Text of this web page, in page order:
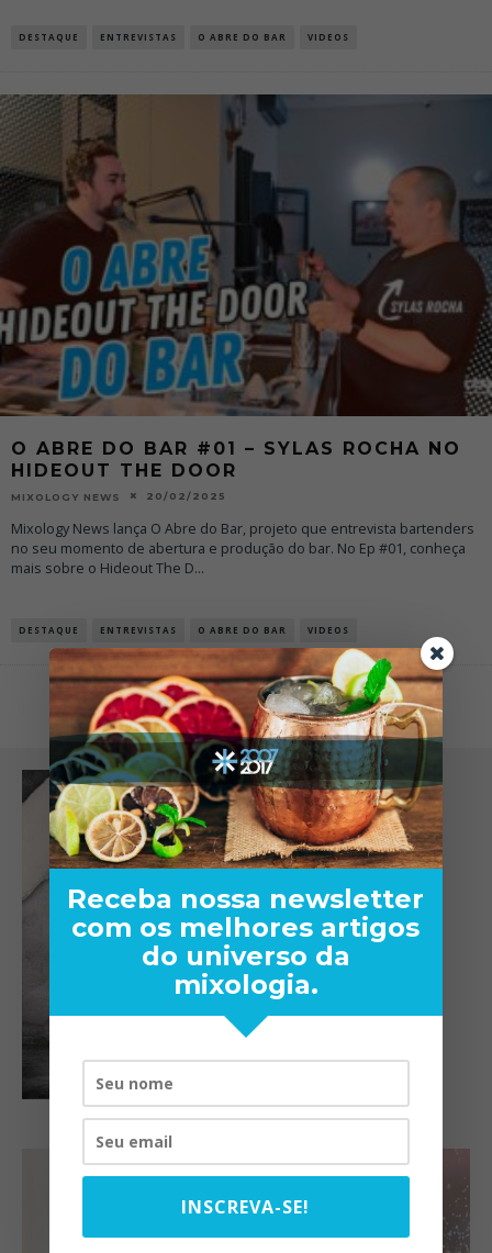
DESTAQUE ENTREVISTAS O ABRE DO BAR VIDEOS
O ABRE DO BAR #01 – SYLAS ROCHA NO
HIDEOUT THE DOOR
MIXOLOGY NEWS 20/02/2025
Mixology News lança O Abre do Bar, projeto que entrevista bartenders
no seu momento de abertura e produção do bar. No Ep #01, conheça
mais sobre o Hideout The D...
DESTAQUE ENTREVISTAS O ABRE DO BAR VIDEOS
Receba nossa newsletter
com os melhores artigos
do universo da
mixologia.
INSCREVA-SE!